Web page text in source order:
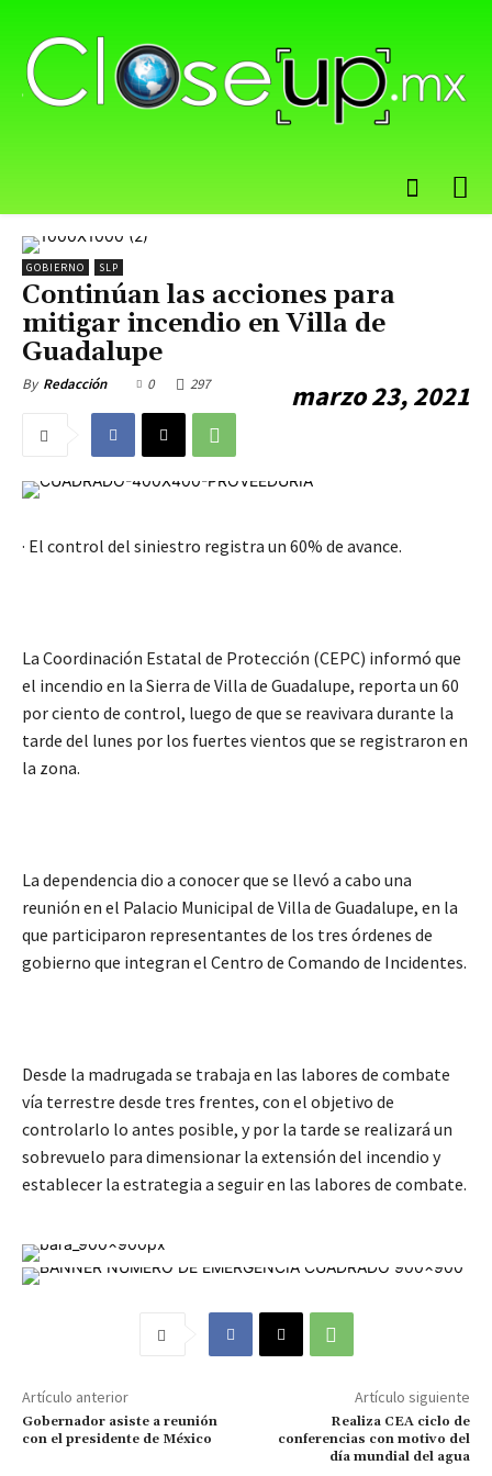
GOBIERNO SLP
Continúan las acciones para
mitigar incendio en Villa de
Guadalupe
By Redacción marzo 23, 2021
0 297
· El control del siniestro registra un 60% de avance.
La Coordinación Estatal de Protección (CEPC) informó que
el incendio en la Sierra de Villa de Guadalupe, reporta un 60
por ciento de control, luego de que se reavivara durante la
tarde del lunes por los fuertes vientos que se registraron en
la zona.
La dependencia dio a conocer que se llevó a cabo una
reunión en el Palacio Municipal de Villa de Guadalupe, en la
que participaron representantes de los tres órdenes de
gobierno que integran el Centro de Comando de Incidentes.
Desde la madrugada se trabaja en las labores de combate
vía terrestre desde tres frentes, con el objetivo de
controlarlo lo antes posible, y por la tarde se realizará un
sobrevuelo para dimensionar la extensión del incendio y
establecer la estrategia a seguir en las labores de combate.
Artículo anterior
Gobernador asiste a reunión
con el presidente de México
Artículo siguiente
Realiza CEA ciclo de
conferencias con motivo del
día mundial del agua